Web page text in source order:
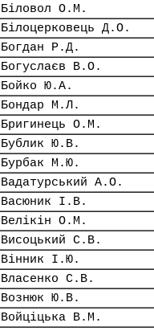
Біловол О.М.
Білоцерковець Д.О.
Богдан Р.Д.
Богуслаєв В.О.
Бойко Ю.А.
Бондар М.Л.
Бригинець О.М.
Бублик Ю.В.
Бурбак М.Ю.
Вадатурський А.О.
Васюник І.В.
Велікін О.М.
Висоцький С.В.
Вінник І.Ю.
Власенко С.В.
Вознюк Ю.В.
Войціцька В.М.